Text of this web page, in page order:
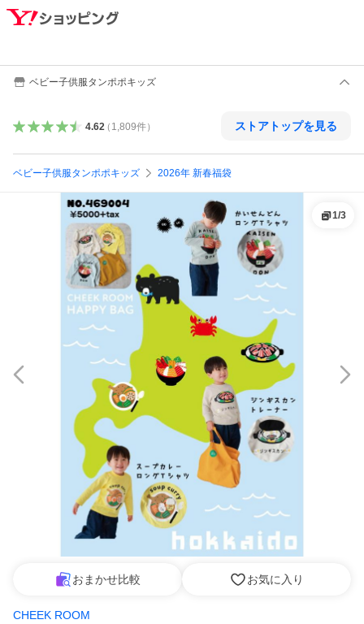
ベビー子供服タンポポキッズ
4.62（ 1,809件） ストアトップを見る
ベビー子供服タンポポキッズ 2026年 新春福袋
1/3
おまかせ比較 お気に入り
CHEEK ROOM